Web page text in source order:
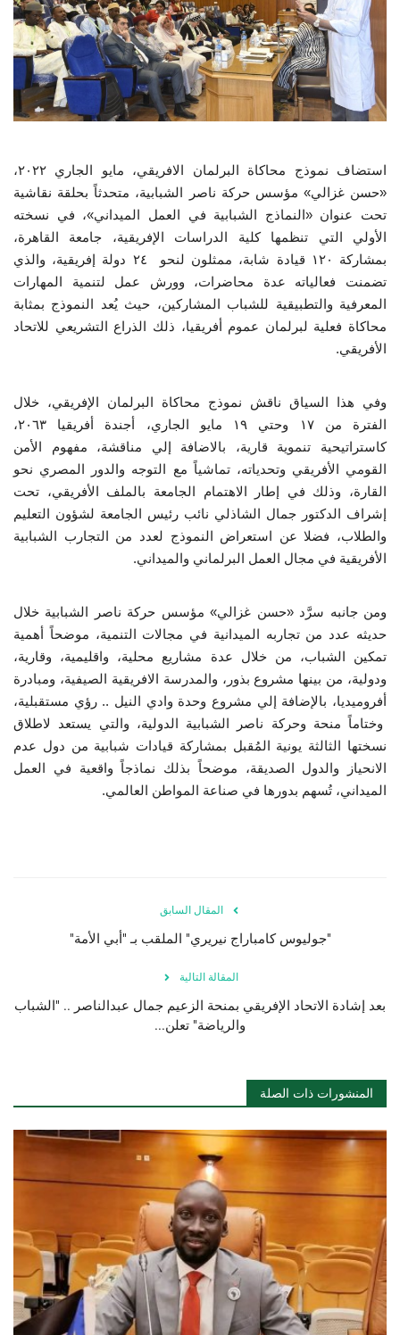
إرث جمال عبدالناصر
أخبار
شروط وأحكام منحة ناصر للقيادة الدولية
منحة ناصر للقيادة الدولية
مرجعياتنا
المواطن العالمي
الرواد
فرص
وثائق
الفيديوهات
الرعاة
الشركاء
لغة
English
Swahili
español
French
Arabic
استضاف نموذج محاكاة البرلمان الافريقي، مايو الجاري ٢٠٢٢،
«حسن غزالي» مؤسس حركة ناصر الشبابية، متحدثاً بحلقة نقاشية
تحت عنوان «النماذج الشبابية في العمل الميداني»، في نسخته
الأولي التي تنظمها كلية الدراسات الإفريقية، جامعة القاهرة،
بمشاركة ١٢٠ قيادة شابة، ممثلون لنحو ٢٤ دولة إفريقية، والذي
تضمنت فعالياته عدة محاضرات، وورش عمل لتنمية المهارات
المعرفية والتطبيقية للشباب المشاركين، حيث يُعد النموذج بمثابة
محاكاة فعلية لبرلمان عموم أفريقيا، ذلك الذراع التشريعي للاتحاد
الأفريقي.
وفي هذا السياق ناقش نموذج محاكاة البرلمان الإفريقي، خلال
الفترة من ١٧ وحتي ١٩ مايو الجاري، أجندة أفريقيا ٢٠٦٣،
كاستراتيحية تنموية قارية، بالاضافة إلي مناقشة، مفهوم الأمن
القومي الأفريقي وتحدياته، تماشياً مع التوجه والدور المصري نحو
القارة، وذلك في إطار الاهتمام الجامعة بالملف الأفريقي، تحت
إشراف الدكتور جمال الشاذلي نائب رئيس الجامعة لشؤون التعليم
والطلاب، فضلا عن استعراض النموذج لعدد من التجارب الشبابية
الأفريقية في مجال العمل البرلماني والميداني.
ومن جانبه سرَّد «حسن غزالي» مؤسس حركة ناصر الشبابية خلال
حديثه عدد من تجاربه الميدانية في مجالات التنمية، موضحاً أهمية
تمكين الشباب، من خلال عدة مشاريع محلية، واقليمية، وقارية،
ودولية، من بينها مشروع بذور، والمدرسة الافريقية الصيفية، ومبادرة
أفروميديا، بالإضافة إلي مشروع وحدة وادي النيل .. رؤي مستقبلية،
وختاماً منحة وحركة ناصر الشبابية الدولية، والتي يستعد لاطلاق
نسختها الثالثة يونية المُقبل بمشاركة قيادات شبابية من دول عدم
الانحياز والدول الصديقة، موضحاً بذلك نماذجاً واقعية في العمل
الميداني، تُسهم بدورها في صناعة المواطن العالمي.
المقال السابق
"جوليوس كامباراج نيريري" الملقب بـ "أبي الأمة"
المقالة التالية
بعد إشادة الاتحاد الإفريقي بمنحة الزعيم جمال عبدالناصر .. "الشباب
والرياضة" تعلن...
المنشورات ذات الصلة